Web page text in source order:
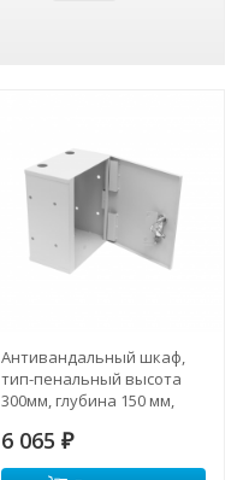
Антивандальный шкаф,
тип-пенальный высота
300мм, глубина 150 мм,
замок
6 065 ₽